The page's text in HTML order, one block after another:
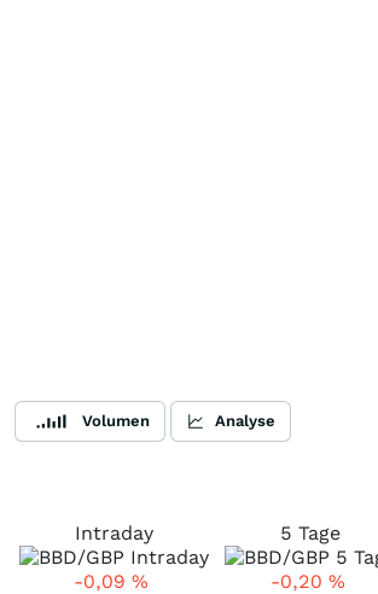
Volumen Analyse
Intraday
-0,09 %
5 Tage
-0,20 %